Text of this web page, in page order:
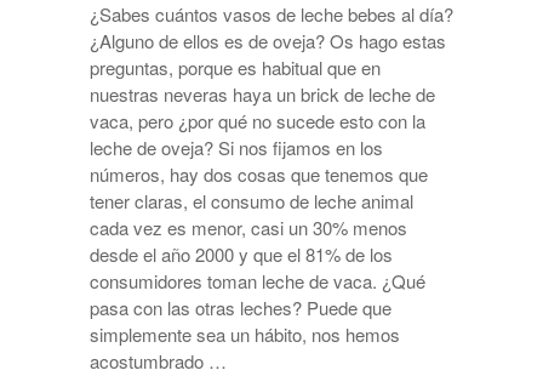
¿Sabes cuántos vasos de leche bebes al día?
¿Alguno de ellos es de oveja? Os hago estas
preguntas, porque es habitual que en
nuestras neveras haya un brick de leche de
vaca, pero ¿por qué no sucede esto con la
leche de oveja? Si nos fijamos en los
números, hay dos cosas que tenemos que
tener claras, el consumo de leche animal
cada vez es menor, casi un 30% menos
desde el año 2000 y que el 81% de los
consumidores toman leche de vaca. ¿Qué
pasa con las otras leches? Puede que
simplemente sea un hábito, nos hemos
acostumbrado …